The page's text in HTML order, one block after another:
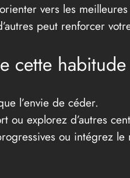
vers les
peut renforcer
cette habitude
l’envie de céder.
explorez d’autres
ou intégrez le